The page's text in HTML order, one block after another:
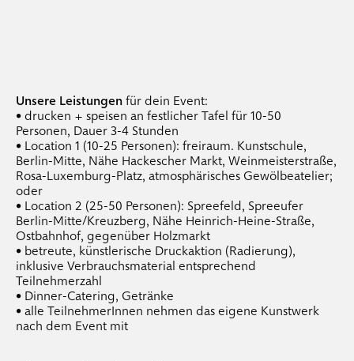
Unsere Leistungenfür dein Event:
• drucken + speisen an festlicher Tafel für 10-50
Personen, Dauer 3-4 Stunden
• Location 1 (10-25 Personen): freiraum. Kunstschule,
Berlin-Mitte, Nähe Hackescher Markt, Weinmeisterstraße,
Rosa-Luxemburg-Platz, atmosphärisches Gewölbeatelier;
oder
• Location 2 (25-50 Personen): Spreefeld, Spreeufer
Berlin-Mitte/Kreuzberg, Nähe Heinrich-Heine-Straße,
Ostbahnhof, gegenüber Holzmarkt
• betreute, künstlerische Druckaktion (Radierung),
inklusive Verbrauchsmaterial entsprechend
Teilnehmerzahl
• Dinner-Catering, Getränke
• alle TeilnehmerInnen nehmen das eigene Kunstwerk
nach dem Event mit